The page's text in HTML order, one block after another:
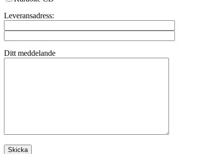
Leveransadress:
Ditt meddelande